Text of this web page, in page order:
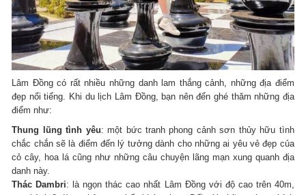
Lâm Đồng có rất nhiều những danh lam thắng cảnh, những địa điểm
đẹp nổi tiếng. Khi du lịch Lâm Đồng, bạn nên đến ghé thăm những địa
điểm như:
Thung lũng tình yêu: một bức tranh phong cảnh sơn thủy hữu tình
chắc chắn sẽ là điểm đến lý tưởng dành cho những ai yêu vẻ đẹp của
cỏ cây, hoa lá cũng như những câu chuyện lãng mạn xung quanh địa
danh này.
Thác Dambri: là ngọn thác cao nhất Lâm Đồng với độ cao trên 40m,